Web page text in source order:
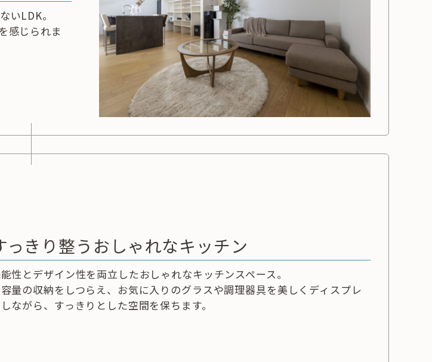
いLDK。
感じられま
っきり整うおしゃれなキッチン
性とデザイン性を両立したおしゃれなキッチンスペース。
量の収納をしつらえ、お気に入りのグラスや調理器具を美しくディスプレ
ながら、すっきりとした空間を保ちます。